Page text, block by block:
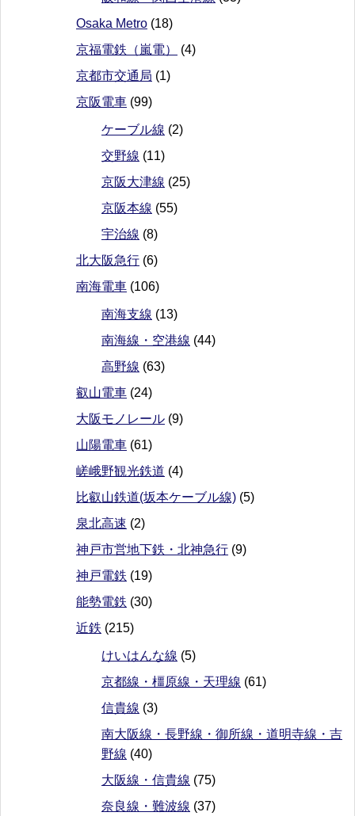
Osaka Metro (18)
京福電鉄（嵐電）
(4)
京都市交通局 (1)
京阪電車 (99)
ケーブル線 (2)
交野線 (11)
京阪大津線 (25)
京阪本線 (55)
宇治線 (8)
北大阪急行 (6)
南海電車 (106)
南海支線 (13)
南海線・空港線 (44)
高野線 (63)
叡山電車 (24)
大阪モノレール (9)
山陽電車 (61)
嵯峨野観光鉄道 (4)
比叡山鉄道(坂本ケーブル線) (5)
泉北高速 (2)
神戸市営地下鉄・北神急行 (9)
神戸電鉄 (19)
能勢電鉄 (30)
近鉄 (215)
けいはんな線 (5)
京都線・橿原線・天理線 (61)
信貴線 (3)
南大阪線・長野線・御所線・道明寺線・吉
野線 (40)
大阪線・信貴線 (75)
奈良線・難波線 (37)